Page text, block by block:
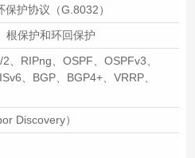
护协议（G.8032）
根保护和环回保护
、RIPng、OSPF、OSPFv3、
、BGP、BGP4+、VRRP、
Discovery）